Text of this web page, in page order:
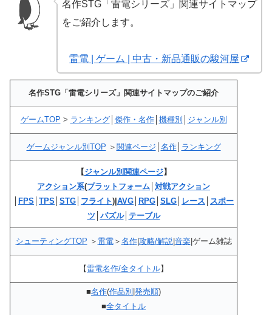
名作STG「雷電シリーズ」関連サイトマップ
をご紹介します。
雷電 | ゲーム | 中古・新品通販の駿河屋
名作STG「雷電シリーズ」関連サイトマップのご紹介
ゲームTOP > ランキング│ 傑作・名作│ 機種別 ジャンル別
ゲームジャンル別TOP ＞ 関連ページ 名作│ ランキング
【ジャンル別関連ページ】
アクション系(プラットフォーム 対戦アクション
FPS TPS STG フライト)| AVG RPG SLG レース
スポー
ツ パズル│ テーブル
シューティングTOP ＞ 雷電＞ 名作| 攻略/解説 音楽|ゲーム雑誌
【雷電名作/全タイトル】
■名作(作品別 発売順)
■全タイトル